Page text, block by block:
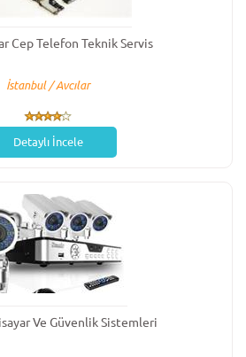
Cep Telefon Teknik Servis
İstanbul / Avcılar
Detaylı İncele
Ve Güvenlik Sistemleri